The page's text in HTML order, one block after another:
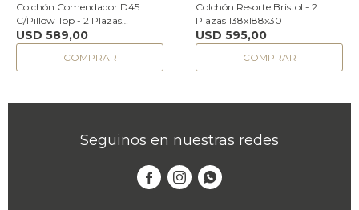
Colchón Comendador D45
C/Pillow Top - 2 Plazas
138x188x24
USD 589,00
Colchón Resorte Bristol - 2
Plazas 138x188x30
USD 595,00
Seguinos en nuestras redes
  